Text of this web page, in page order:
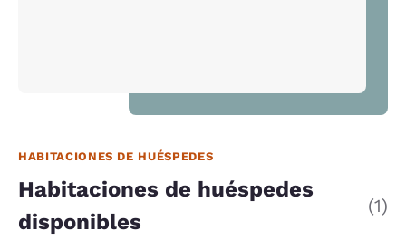
HABITACIONES DE HUÉSPEDES
Habitaciones de huéspedes
disponibles
(1)